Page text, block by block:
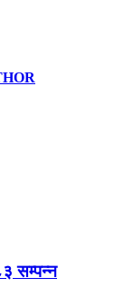
सम्पन्न